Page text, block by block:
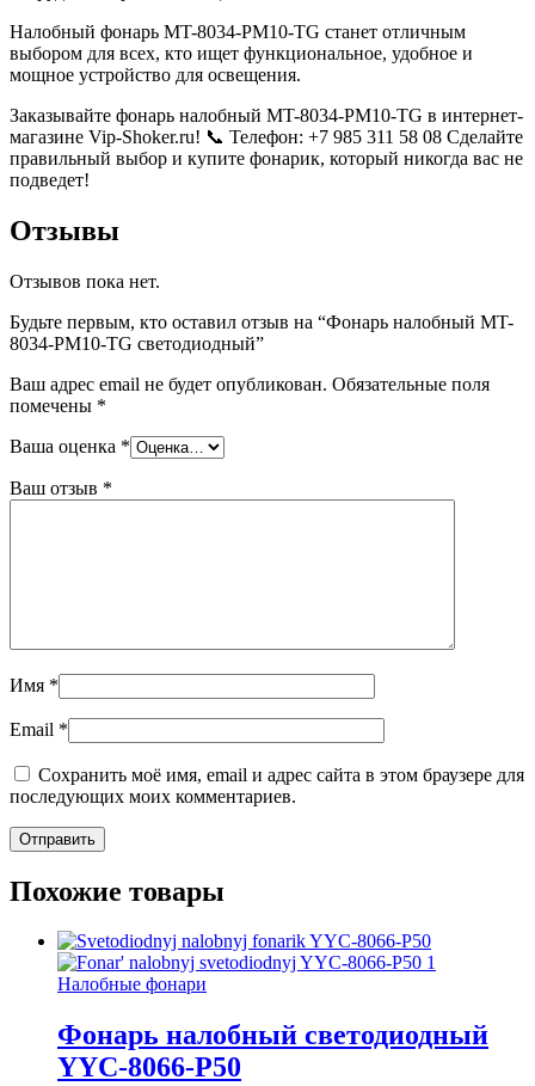
Налобный фонарь MT-8034-PM10-TG станет отличным
выбором для всех, кто ищет функциональное, удобное и
мощное устройство для освещения.
Заказывайте фонарь налобный MT-8034-PM10-TG в интернет-
магазине Vip-Shoker.ru! 📞 Телефон: +7 985 311 58 08 Сделайте
правильный выбор и купите фонарик, который никогда вас не
подведет!
Отзывы
Отзывов пока нет.
Будьте первым, кто оставил отзыв на “Фонарь налобный MT-
8034-PM10-TG светодиодный”
Ваш адрес email не будет опубликован. Обязательные поля
помечены *
Ваша оценка *
Ваш отзыв *
Имя *
Email *
Сохранить моё имя, email и адрес сайта в этом браузере для
последующих моих комментариев.
Похожие товары
Налобные фонари
Фонарь налобный светодиодный
YYC-8066-P50